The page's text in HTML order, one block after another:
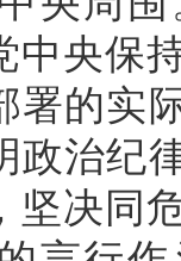
中央保
署的实
政治纪
坚决同